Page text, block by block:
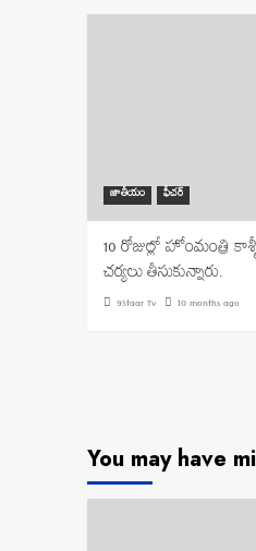
జాతీయం ఫీచర్
10 రోజుల్లో హోంమంత్రి
చర్యలు తీసుకున్నారు.
9Staar Tv 10 months ago
You may have